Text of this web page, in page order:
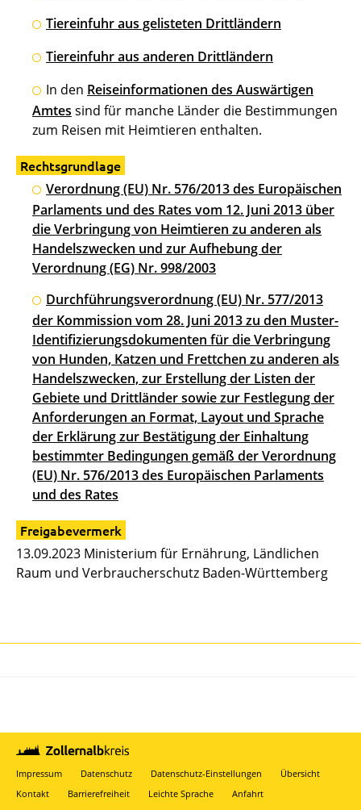
Tiereinfuhr aus gelisteten Drittländern
Tiereinfuhr aus anderen Drittländern
In den Reiseinformationen des Auswärtigen
Amtes sind für manche Länder die Bestimmungen
zum Reisen mit Heimtieren enthalten.
Rechtsgrundlage
Verordnung (EU) Nr. 576/2013 des Europäischen
Parlaments und des Rates vom 12. Juni 2013 über
die Verbringung von Heimtieren zu anderen als
Handelszwecken und zur Aufhebung der
Verordnung (EG) Nr. 998/2003
Durchführungsverordnung (EU) Nr. 577/2013
der Kommission vom 28. Juni 2013 zu den Muster-
Identifizierungsdokumenten für die Verbringung
von Hunden, Katzen und Frettchen zu anderen als
Handelszwecken, zur Erstellung der Listen der
Gebiete und Drittländer sowie zur Festlegung der
Anforderungen an Format, Layout und Sprache
der Erklärung zur Bestätigung der Einhaltung
bestimmter Bedingungen gemäß der Verordnung
(EU) Nr. 576/2013 des Europäischen Parlaments
und des Rates
Freigabevermerk
13.09.2023 Ministerium für Ernährung, Ländlichen
Raum und Verbraucherschutz Baden-Württemberg
Impressum Datenschutz Datenschutz-Einstellungen
Übersicht
Kontakt
Barrierefreiheit Leichte Sprache Anfahrt